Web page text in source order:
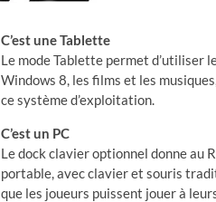
C’est une Tablette
Le mode Tablette permet d’utiliser
Windows 8, les films et les
ce système d’exploitation.
C’est un PC
Le dock clavier optionnel donne au
portable, avec clavier et souris
que les joueurs puissent jouer à